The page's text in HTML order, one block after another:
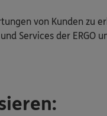
von Kunden zu
Services der ERGO